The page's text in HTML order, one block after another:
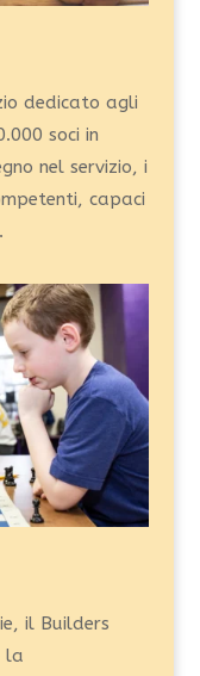
dedicato agli
soci in
nel servizio, i
capaci
il Builders
la